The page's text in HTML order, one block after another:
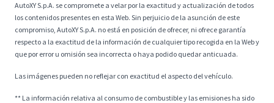
AutoXY S.p.A. se compromete a velar por la exactitud y actualización de todos
los contenidos presentes en esta Web. Sin perjuicio de la asunción de este
compromiso, AutoXY S.p.A. no está en posición de ofrecer, ni ofrece garantía
respecto a la exactitud de la información de cualquier tipo recogida en la Web y
que por error u omisión sea incorrecta o haya podido quedar anticuada.
Las imágenes pueden no reflejar con exactitud el aspecto del vehículo.
** La información relativa al consumo de combustible y las emisiones ha sido